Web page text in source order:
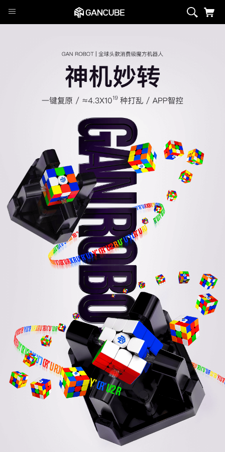
Swift Block
智能系列
GAN35 GAN12
ui
FreePla
y
356 i
carry 2
356 i
carry S
GAN12
ui
Maglev
智能配件
智能机
器人V2
智能机
器人
GAN 智
能计时
器
GAN 移
动充电
盒
GAN GAN16
Maglev
GAN46
0M v2
GAN14
Maglev
Pro
GAN 12 GAN46
GAN25 GAN
Pyrami
nx
GAN
Skewb
M
GAN25
1 M pro
356
Maglev
GAN 五
魔
Maglev
GAN
356 M
GAN56
2 M
GAN16 GAN15
Maglev
GAN14
Maglev
Pro
GAN 12 GAN25
1 M pro
GAN魔
GAN 金 GAN 五
魔
GAN 斜
转
GAN 十
小金蟒 GAN32
8
GAN 旋
转展示
架
GAN 三
角展示
架
GAN魔
方润滑
油
GAN 中
心盖
奇钰 晶玺 峰芒
圣诞绿 小透蓝 维C
有鱼 GAN11
夏日
GAN33
0 X 山河
社稷图
雀灵 夏日限
定
昆仑 游澜
MG3 智 MG3 云
顶魔方
MG3 彩
虹三阶
MG三阶
套装
MG3 磁
力三阶
MG 标
准三阶
MG 魔
尺
MG 金
字塔
MG 斜
转
MG魔尺
小花
Swift 华容道